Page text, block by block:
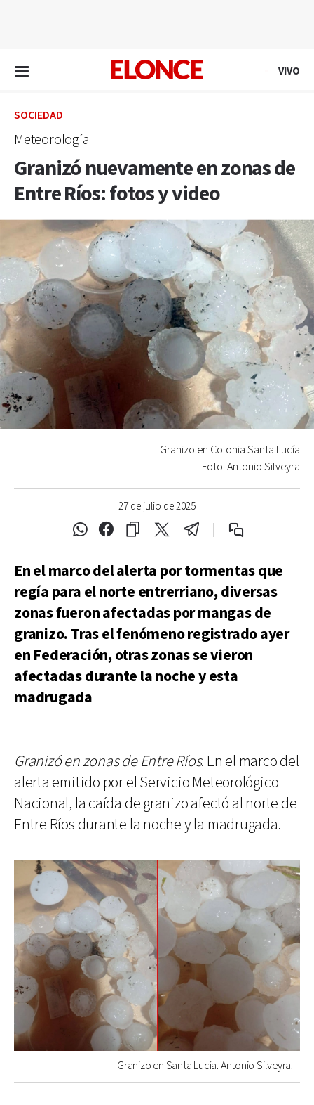
VIVO
SOCIEDAD
Meteorología
Granizó nuevamente en zonas de
Entre Ríos: fotos y video
27 de julio de 2025
Granizo en Colonia Santa Lucía
Foto: Antonio Silveyra
En el marco del alerta por tormentas que
regía para el norte entrerriano, diversas
zonas fueron afectadas por mangas de
granizo. Tras el fenómeno registrado ayer
en Federación, otras zonas se vieron
afectadas durante la noche y esta
madrugada
Granizó en zonas de Entre Ríos. En el marco del
alerta emitido por el Servicio Meteorológico
Nacional, la caída de granizo afectó al norte de
Entre Ríos durante la noche y la madrugada.
Granizo en Santa Lucía. Antonio Silveyra.